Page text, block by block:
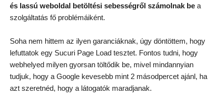
és lassú weboldal betöltési sebességről számolnak be a
szolgáltatás fő problémáiként.
Soha nem hittem az ilyen garanciáknak, úgy döntöttem, hogy
lefuttatok egy Sucuri Page Load tesztet. Fontos tudni, hogy
webhelyed milyen gyorsan töltődik be, mivel mindannyian
tudjuk, hogy a Google kevesebb mint 2 másodpercet ajánl, ha
azt szeretnéd, hogy a látogatók maradjanak.